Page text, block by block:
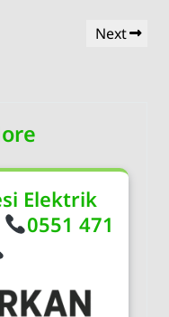
Next
Next
Elektrik
0551 471